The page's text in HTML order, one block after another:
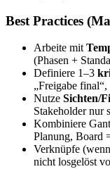
Best Practices
Arbeite mit
(Phasen +
Definiere 1–3
„Freigabe
Nutze Sichten/
Stakeholder nur
Kombiniere
Planung, Board
Verknüpfe
nicht losgelöst